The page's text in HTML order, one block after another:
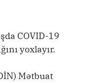
COVID-19
yoxlayır.
Mətbuat